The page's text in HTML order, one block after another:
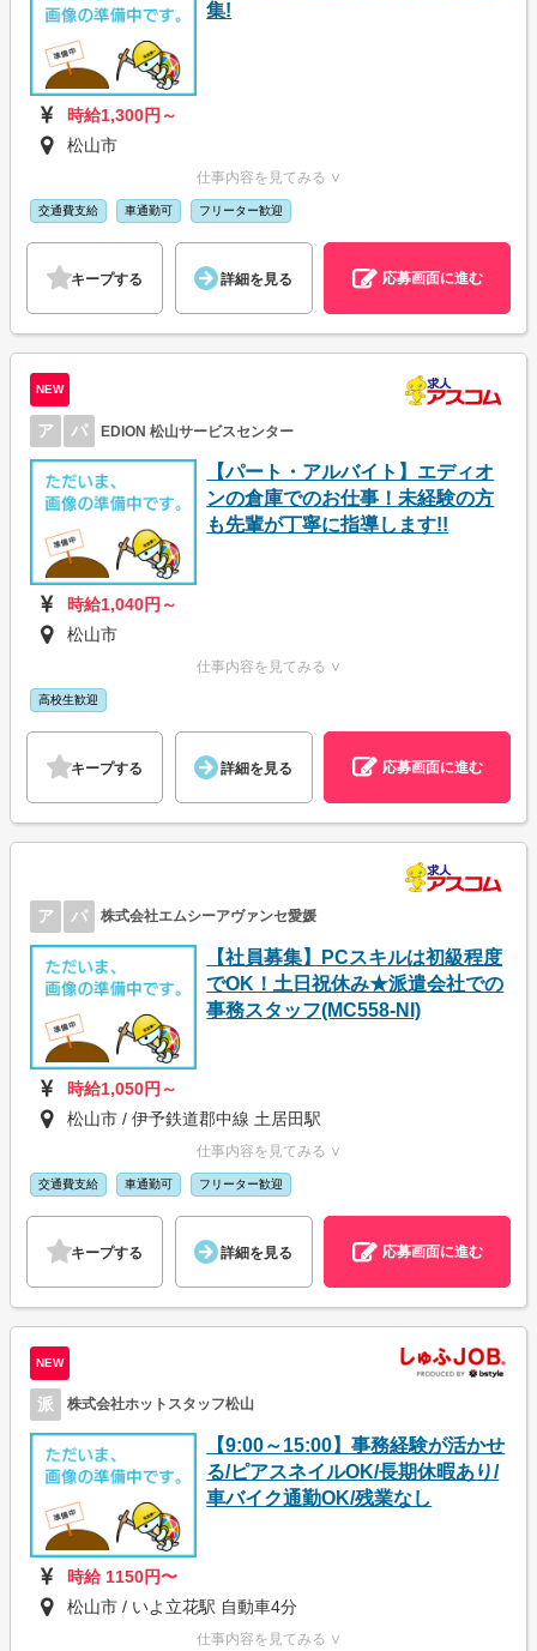
集!
時給1,300円～
松山市
仕事内容を見てみる ∨
交通費支給 車通勤可 フリーター歓迎
キープする 詳細を見る 応募画面に進む
NEW
ア パ EDION 松山サービスセンター
【パート・アルバイト】エディオ
ンの倉庫でのお仕事！未経験の方
も先輩が丁寧に指導します!!
時給1,040円～
松山市
仕事内容を見てみる ∨
高校生歓迎
キープする 詳細を見る 応募画面に進む
ア パ 株式会社エムシーアヴァンセ愛媛
【社員募集】PCスキルは初級程度
でOK！土日祝休み★派遣会社での
事務スタッフ(MC558-NI)
時給1,050円～
松山市 / 伊予鉄道郡中線 土居田駅
仕事内容を見てみる ∨
交通費支給 車通勤可 フリーター歓迎
キープする 詳細を見る 応募画面に進む
NEW
派 株式会社ホットスタッフ松山
【9:00～15:00】事務経験が活かせ
る/ピアスネイルOK/長期休暇あり/
車バイク通勤OK/残業なし
時給 1150円〜
松山市 / いよ立花駅 自動車4分
仕事内容を見てみる ∨